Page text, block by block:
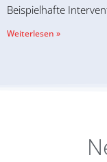
Beispielhafte
Weiterlesen »